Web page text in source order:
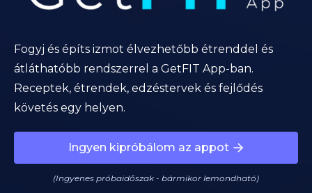
Fogyj és építs izmot élvezhetőbb étrenddel és
átláthatóbb rendszerrel a GetFIT App-ban.
Receptek, étrendek, edzéstervek és fejlődés
követés egy helyen.
Ingyen kipróbálom az appot
(Ingyenes próbaidőszak - bármikor lemondható)